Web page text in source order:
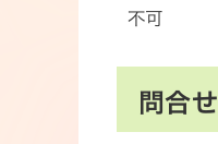
不可
問合せ